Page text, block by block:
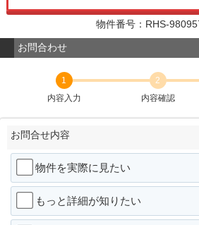
物件番号：RHS-
お問合わせ
1
内容入力
2
内容確認
お問合せ内容
物件を実際に見たい
もっと詳細が知りたい